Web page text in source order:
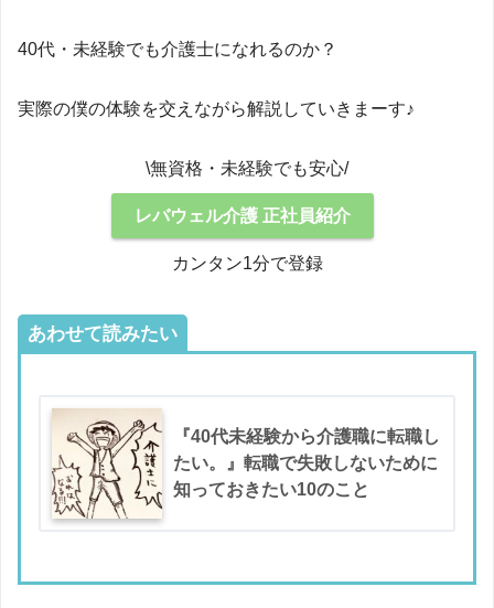
40代・未経験でも介護士になれるのか？
実際の僕の体験を交えながら解説していきまーす♪
\無資格・未経験でも安心/
レバウェル介護 正社員紹介
カンタン1分で登録
あわせて読みたい
『40代未経験から介護職に転職し
たい。』転職で失敗しないために
知っておきたい10のこと